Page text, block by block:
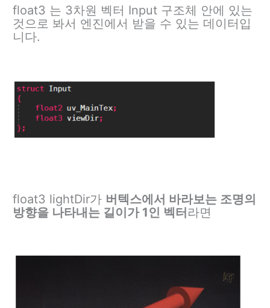
float3 는 3차원 벡터 Input 구조체 안에 있는
것으로 봐서 엔진에서 받을 수 있는 데이터입
니다.
float3 lightDir가 버텍스에서 바라보는 조명의
방향을 나타내는 길이가 1인 벡터 라면